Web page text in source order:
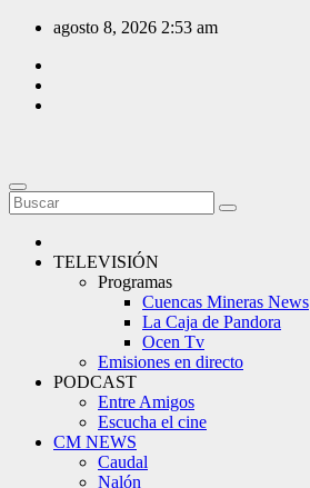
Saltar
contenido
agosto 8, 2026 2:53 am
TELEVISIÓN
Programas
Cuencas Mineras News
La Caja de Pandora
Ocen Tv
Emisiones en directo
PODCAST
Entre Amigos
Escucha el cine
CM NEWS
Caudal
Nalón